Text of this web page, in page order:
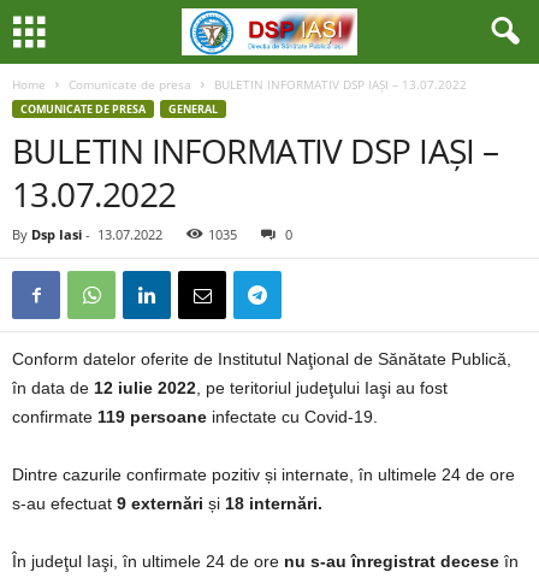
Home Comunicate de presa BULETIN INFORMATIV DSP IAȘI – 13.07.2022
COMUNICATE DE PRESA GENERAL
BULETIN INFORMATIV DSP IAȘI –
13.07.2022
By Dsp Iasi - 13.07.2022 1035 0
Conform datelor oferite de Institutul Naţional de Sănătate Publică,
în data de 12 iulie 2022 , pe teritoriul judeţului Iaşi au fost
confirmate 119 persoane infectate cu Covid-19.
Dintre cazurile confirmate pozitiv și internate, în ultimele 24 de ore
s-au efectuat 9 externări și 18 internări.
În judeţul Iaşi, în ultimele 24 de ore nu s-au înregistrat decese în